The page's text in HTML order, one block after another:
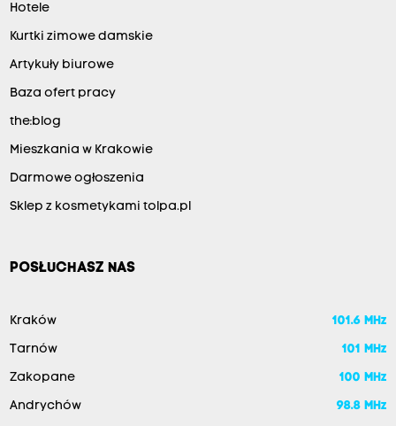
Hotele
Kurtki zimowe damskie
Artykuły biurowe
Baza ofert pracy
the:blog
Mieszkania w Krakowie
Darmowe ogłoszenia
Sklep z kosmetykami tolpa.pl
POSŁUCHASZ NAS
Kraków 101.6 MHz
Tarnów 101 MHz
Zakopane 100 MHz
Andrychów 98.8 MHz